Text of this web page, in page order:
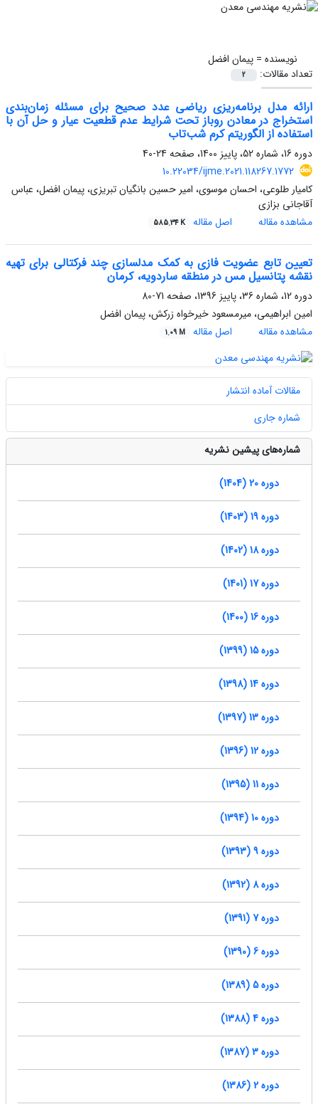
نویسنده =پیمان افضل
تعداد مقالات:
2
ارائه مدل برنامه‌ریزی ریاضی عدد صحیح برای مسئله زمان‌بندی
استخراج در معادن روباز تحت شرایط عدم قطعیت عیار و حل آن با
استفاده از الگوریتم کرم شب‌تاب
دوره 16، شماره 52، پاییز 1400، صفحه
24-40
10.22034/ijme.2021.118267.1772
کامیار طلوعی، احسان موسوی، امیر حسین بانگیان تبریزی، پیمان افضل، عباس
آقاجانی بزازی
مشاهده مقاله
اصل مقاله 585.34 K
تعیین تابع عضویت فازی به کمک مدلسازی چند فرکتالی برای تهیه
نقشه پتانسیل مس در منطقه ساردویه، کرمان
دوره 12، شماره 36، پاییز 1396، صفحه
71-80
امین ابراهیمی، میرمسعود خیرخواه زرکش، پیمان افضل
مشاهده مقاله
اصل مقاله 1.09 M
مقالات آماده انتشار
شماره جاری
شماره‌های پیشین نشریه
دوره 20 (1404)
دوره 19 (1403)
دوره 18 (1402)
دوره 17 (1401)
دوره 16 (1400)
دوره 15 (1399)
دوره 14 (1398)
دوره 13 (1397)
دوره 12 (1396)
دوره 11 (1395)
دوره 10 (1394)
دوره 9 (1393)
دوره 8 (1392)
دوره 7 (1391)
دوره 6 (1390)
دوره 5 (1389)
دوره 4 (1388)
دوره 3 (1387)
دوره 2 (1386)